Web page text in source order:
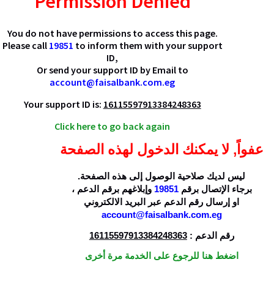
You do not have permissions to access this page.
Please call 19851 to inform them with your support
ID,
Or send your support ID by Email to
account@faisalbank.com.eg
Your support ID is: 16115597913384248363
Click here to go back again
عفواً, لا يمكنك الدخول لهذه الصفحة
ليس لديك صلاحية الوصول إلى هذه الصفحة.
برجاء الإتصال برقم19851 وإبلاغهم برقم الدعم،
او إرسال رقم الدعم عبر البريد الالكتروني
account@faisalbank.com.eg
رقم الدعم :16115597913384248363
اضغط هنا للرجوع على الخدمة مرة أخرى